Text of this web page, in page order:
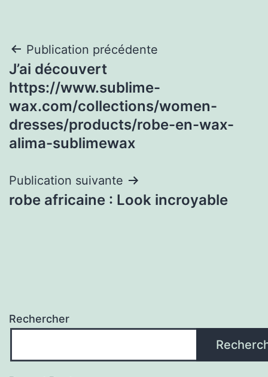
Navigation
de
l’article
Publication précédente
J’ai découvert
https://www.sublime-
wax.com/collections/women-
dresses/products/robe-en-wax-
alima-sublimewax
Publication suivante
robe africaine : Look incroyable
Rechercher